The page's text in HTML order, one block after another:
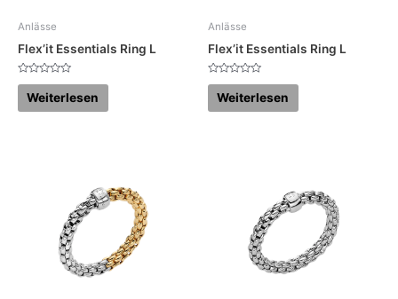
Anlässe
Flex’it Essentials Ring L
Bewertet
mit
von
Weiterlesen
Anlässe
Flex’it Essentials Ring L
Bewertet
mit
von
Weiterlesen